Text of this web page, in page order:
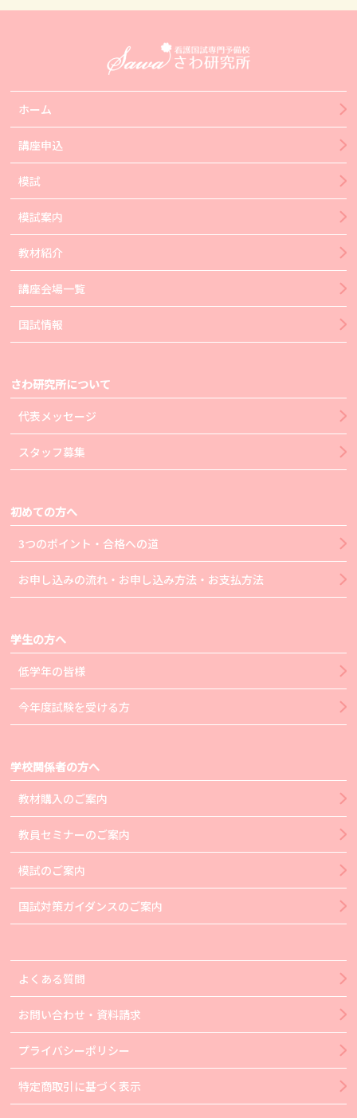
ホーム
講座申込
模試
模試案内
教材紹介
講座会場一覧
国試情報
さわ研究所について
代表メッセージ
スタッフ募集
初めての方へ
3つのポイント・合格への道
お申し込みの流れ・お申し込み方法・お支払方法
学生の方へ
低学年の皆様
今年度試験を受ける方
学校関係者の方へ
教材購入のご案内
教員セミナーのご案内
模試のご案内
国試対策ガイダンスのご案内
よくある質問
お問い合わせ・資料請求
プライバシーポリシー
特定商取引に基づく表示